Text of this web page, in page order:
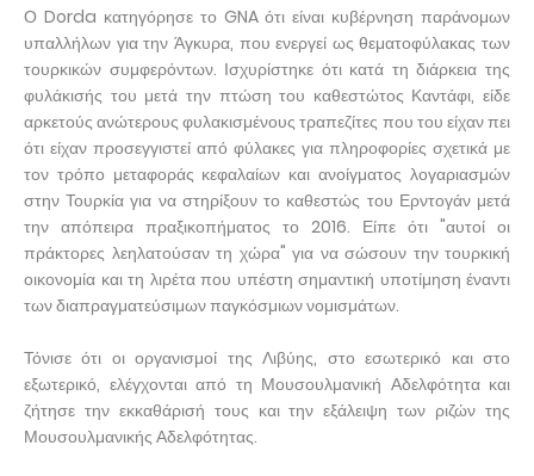
Ο Dorda κατηγόρησε το GNA ότι είναι κυβέρνηση παράνομων
υπαλλήλων για την Άγκυρα, που ενεργεί ως θεματοφύλακας των
τουρκικών συμφερόντων. Ισχυρίστηκε ότι κατά τη διάρκεια της
φυλάκισής του μετά την πτώση του καθεστώτος Καντάφι, είδε
αρκετούς ανώτερους φυλακισμένους τραπεζίτες που του είχαν πει
ότι είχαν προσεγγιστεί από φύλακες για πληροφορίες σχετικά με
τον τρόπο μεταφοράς κεφαλαίων και ανοίγματος λογαριασμών
στην Τουρκία για να στηρίξουν το καθεστώς του Ερντογάν μετά
την απόπειρα πραξικοπήματος το 2016. Είπε ότι "αυτοί οι
πράκτορες λεηλατούσαν τη χώρα" για να σώσουν την τουρκική
οικονομία και τη λιρέτα που υπέστη σημαντική υποτίμηση έναντι
των διαπραγματεύσιμων παγκόσμιων νομισμάτων.
Τόνισε ότι οι οργανισμοί της Λιβύης, στο εσωτερικό και στο
εξωτερικό, ελέγχονται από τη Μουσουλμανική Αδελφότητα και
ζήτησε την εκκαθάρισή τους και την εξάλειψη των ριζών της
Μουσουλμανικής Αδελφότητας.